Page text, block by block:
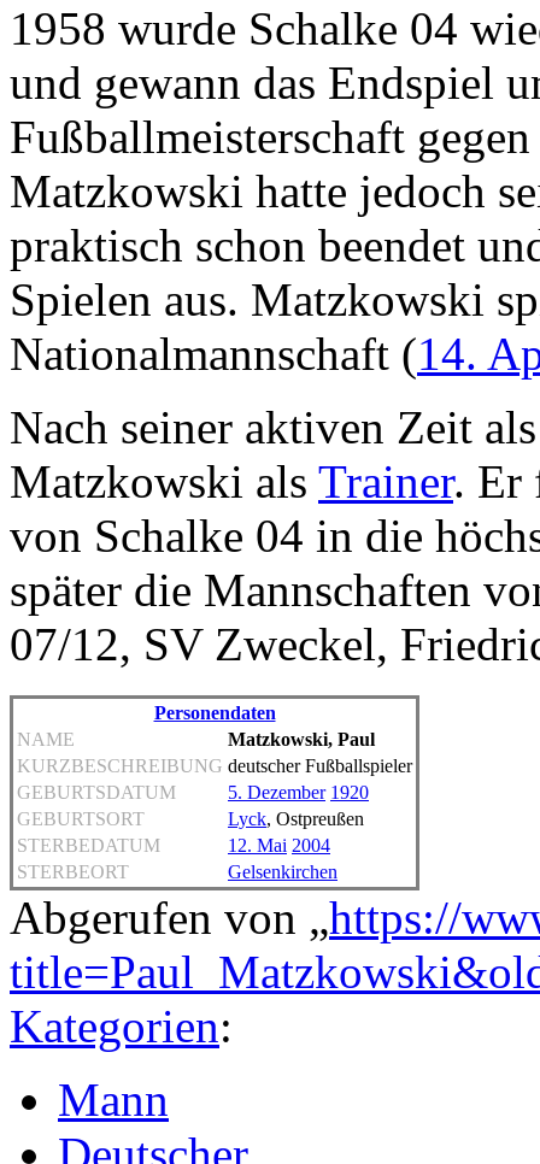
1958 wurde Schalke 04
und gewann das Endspiel
Fußballmeisterschaft
Matzkowski hatte jedoch
praktisch schon beendet
Spielen aus. Matzkowski
Nationalmannschaft (14.
Nach seiner aktiven Zeit
Matzkowski als Trainer. Er
von Schalke 04 in die
später die Mannschaften
07/12, SV Zweckel,
Personendaten
NAME
Matzkowski, Paul
KURZBESCHREIBUNG deutscher Fußballspieler
GEBURTSDATUM
5. Dezember 1920
GEBURTSORT
Lyck, Ostpreußen
STERBEDATUM
12. Mai 2004
STERBEORT
Gelsenkirchen
Abgerufen von „https://
Kategorien:
Mann
Deutscher